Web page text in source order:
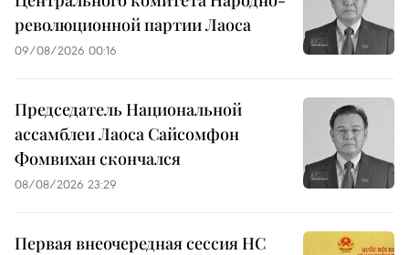
революционной партии Лаоса
09/08/2026 00:16
Председатель Национальной
ассамблеи Лаоса Сайсомфон
Фомвихан скончался
08/08/2026 23:29
Первая внеочередная сессия НС